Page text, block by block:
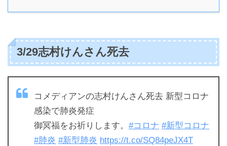
3/29志村けんさん死去
コメディアンの志村けんさん死去 新型コロナ
感染で肺炎発症
御冥福をお祈りします。 #コロナ #新型コロナ
#肺炎 #新型肺炎 https://t.co/SQ84peJX4T